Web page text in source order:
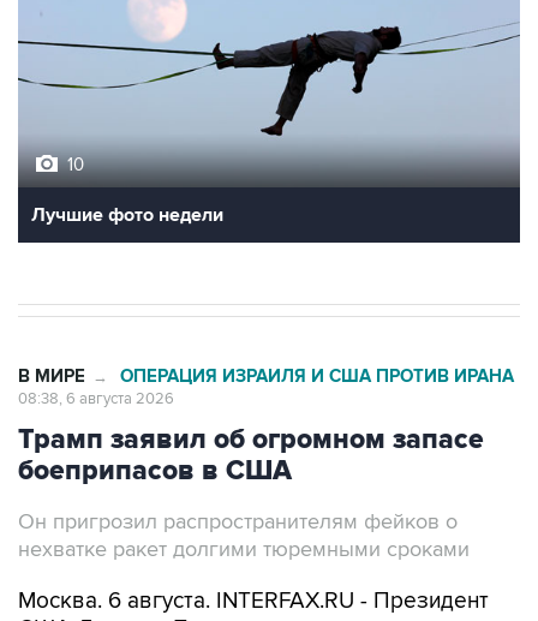
10
Лучшие фото недели
В МИРЕ → ОПЕРАЦИЯ ИЗРАИЛЯ И США ПРОТИВ ИРАНА
08:38, 6 августа 2026
Трамп заявил об огромном запасе
боеприпасов в США
Он пригрозил распространителям фейков о
нехватке ракет долгими тюремными сроками
Москва. 6 августа. INTERFAX.RU - Президент